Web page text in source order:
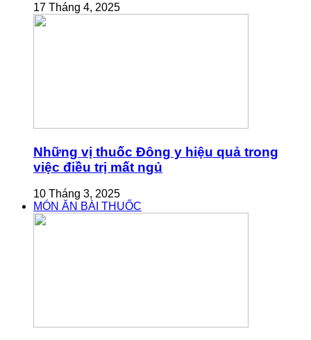
17 Tháng 4, 2025
Những vị thuốc Đông y hiệu quả trong
việc điều trị mất ngủ
10 Tháng 3, 2025
MÓN ĂN BÀI THUỐC